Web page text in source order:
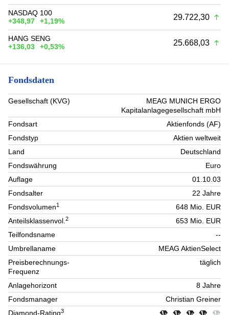
NASDAQ 100
+348,97
+1,19% 29.722,30
HANG SENG
+136,03
+0,53% 25.668,03
Fondsdaten
Gesellschaft (KVG)
MEAG MUNICH ERGO
Kapitalanlagegesellschaft mbH
Fondsart
Aktienfonds (AF)
Fondstyp
Aktien weltweit
Land
Deutschland
Fondswährung
Euro
Auflage
01.10.03
Fondsalter
22 Jahre
Fondsvolumen1
648 Mio. EUR
Anteilsklassenvol.2
653 Mio. EUR
Teilfondsname
--
Umbrellaname
MEAG AktienSelect
Preisberechnungs-
Frequenz
täglich
Anlagehorizont
8 Jahre
Fondsmanager
Christian Greiner
Diamond-Rating3